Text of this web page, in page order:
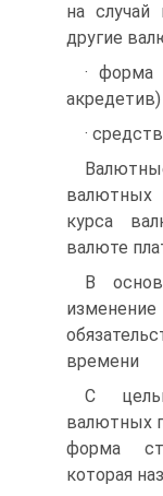
на случай
другие
· форма
акредетив)
·
валютных
курса
валюте
В
времени
С
валютных
форма
которая